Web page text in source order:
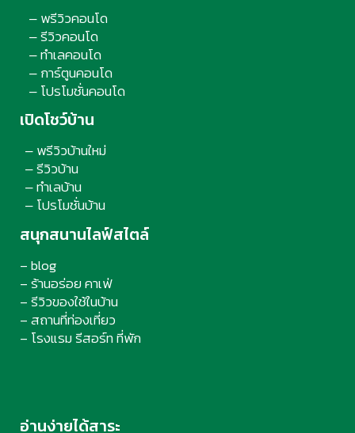
– พรีวิวคอนโด
– รีวิวคอนโด
– ทำเลคอนโด
– การ์ตูนคอนโด
– โปรโมชั่นคอนโด
เปิดโชว์บ้าน
– พรีวิวบ้านใหม่
– รีวิวบ้าน
– ทำเลบ้าน
– โปรโมชั่นบ้าน
สนุกสนานไลฟ์สไตล์
– blog
– ร้านอร่อย คาเฟ่
– รีวิวของใช้ในบ้าน
– สถานที่ท่องเที่ยว
– โรงแรม รีสอร์ท ที่พัก
อ่านง่ายได้สาระ